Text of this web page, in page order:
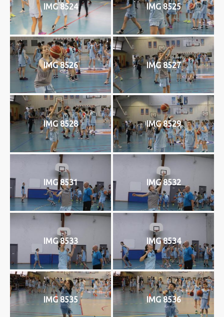
IMG 8524 IMG 8525
IMG 8526 IMG 8527
IMG 8528 IMG 8529
IMG 8531 IMG 8532
IMG 8533 IMG 8534
IMG 8535 IMG 8536